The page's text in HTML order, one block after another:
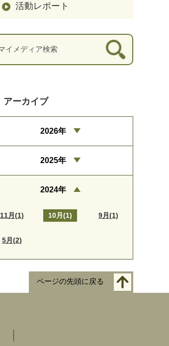
活動レポート
アーカイブ
2026年
2025年
2024年
11月(1) 10月(1) 9月(1)
5月(2)
ページの先頭に戻る